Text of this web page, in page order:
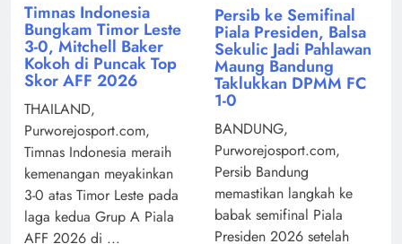
Timnas Indonesia
Bungkam Timor Leste
3-0, Mitchell Baker
Kokoh di Puncak Top
Skor AFF 2026
THAILAND,
Purworejosport.com,
Timnas Indonesia meraih
kemenangan meyakinkan
3-0 atas Timor Leste pada
laga kedua Grup A Piala
AFF 2026 di ...
Persib ke Semifinal
Piala Presiden, Balsa
Sekulic Jadi Pahlawan
Maung Bandung
Taklukkan DPMM FC
1-0
BANDUNG,
Purworejosport.com,
Persib Bandung
memastikan langkah ke
babak semifinal Piala
Presiden 2026 setelah